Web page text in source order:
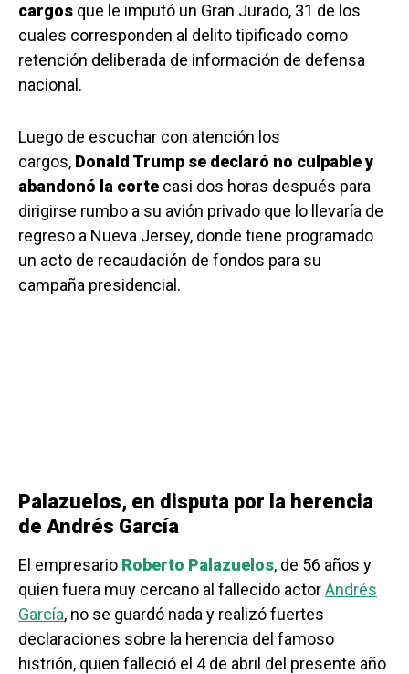
cargos que le imputó un Gran Jurado, 31 de los
cuales corresponden al delito tipificado como
retención deliberada de información de defensa
nacional.
Luego de escuchar con atención los
cargos, Donald Trump se declaró no culpable y
abandonó la corte casi dos horas después para
dirigirse rumbo a su avión privado que lo llevaría de
regreso a Nueva Jersey, donde tiene programado
un acto de recaudación de fondos para su
campaña presidencial.
Palazuelos, en disputa por la herencia
de Andrés García
El empresario Roberto Palazuelos, de 56 años y
quien fuera muy cercano al fallecido actorAndrés
García, no se guardó nada y realizó fuertes
declaraciones sobre la herencia del famoso
histrión, quien falleció el 4 de abril del presente año